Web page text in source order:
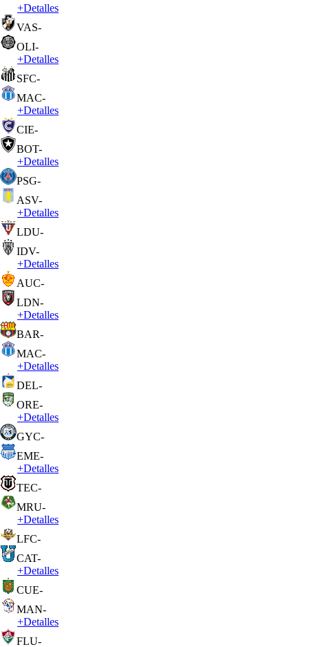
+Detalles
VAS-
OLI-
+Detalles
SFC-
MAC-
+Detalles
CIE-
BOT-
+Detalles
PSG-
ASV-
+Detalles
LDU-
IDV-
+Detalles
AUC-
LDN-
+Detalles
BAR-
MAC-
+Detalles
DEL-
ORE-
+Detalles
GYC-
EME-
+Detalles
TEC-
MRU-
+Detalles
LFC-
CAT-
+Detalles
CUE-
MAN-
+Detalles
FLU-